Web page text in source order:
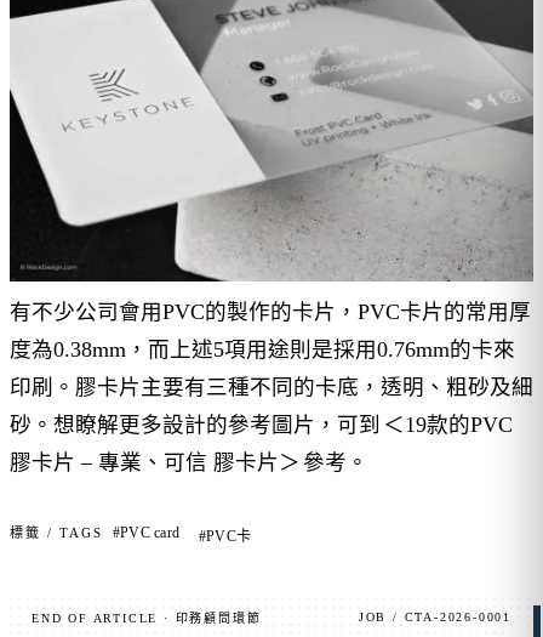
有不少公司會用PVC的製作的卡片，PVC卡片的常用厚
度為0.38mm，而上述5項用途則是採用0.76mm的卡來
印刷。膠卡片主要有三種不同的卡底，透明、粗砂及細
砂。想瞭解更多設計的參考圖片，可到 ＜19款的PVC
膠卡片 – 專業、可信 膠卡片＞ 參考。
標籤 / TAGS #PVC card #PVC卡
END OF ARTICLE · 印務顧問環節 JOB / CTA-2026-0001